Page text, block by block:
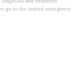
go to the nearest emergency